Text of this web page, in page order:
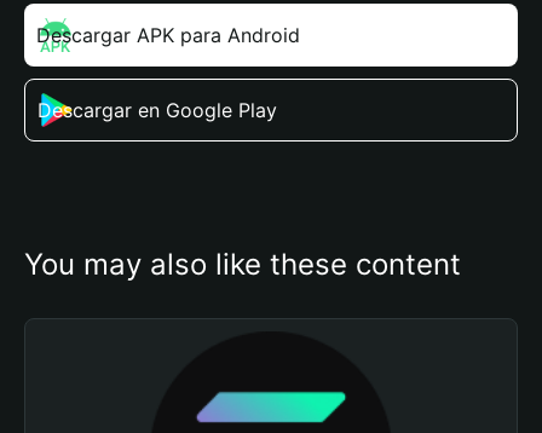
Descargar APK para Android
Descargar en Google Play
You may also like these content